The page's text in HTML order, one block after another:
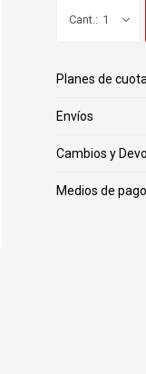
1
Planes de
Envíos
Cambios y
Medios de pago